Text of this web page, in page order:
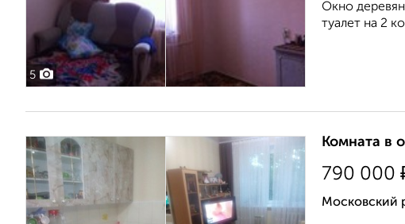
5
Окно
туалет на 2
Комната в
790 000
Московский